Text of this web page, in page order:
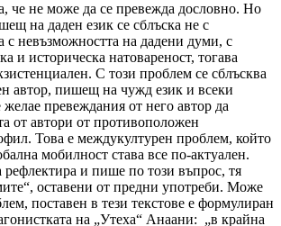
че не може да се превежда дословно. Но
на даден език се сблъска не с
с невъзможността на дадeни думи, с
и историческа натовареност, тогава
С този проблем се сблъсква
автор, пишещ на чужд език и всеки
превеждания от него автор да
от автори от противоположен
Това е междукултурен проблем, който
мобилност става все по-актуален.
и пише по този въпрос, тя
оставени от предни употреби. Може
поставен в тези текстове е формулиран
на „Утеха“ Анаани: „в крайна